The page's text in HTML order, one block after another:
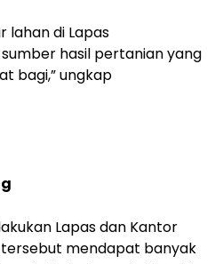
lahan di Lapas
hasil pertanian yang
bagi,” ungkap
Lapas dan Kantor
mendapat banyak